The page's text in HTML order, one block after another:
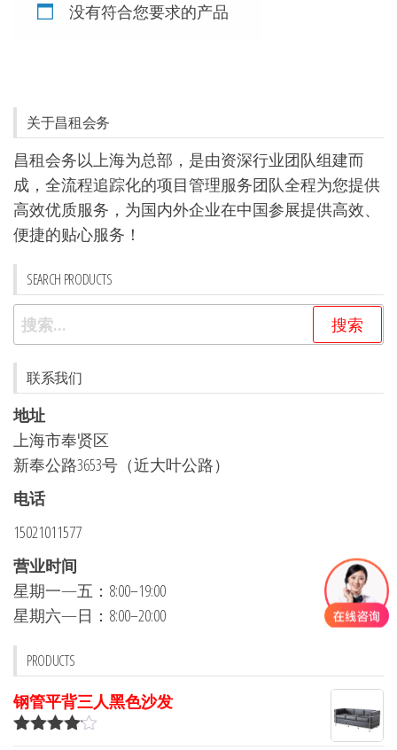
没有符合您要求的产品
关于昌租会务
昌租会务以上海为总部，是由资深行业团队组建而
成，全流程追踪化的项目管理服务团队全程为您提供
高效优质服务，为国内外企业在中国参展提供高效、
便捷的贴心服务！
SEARCH PRODUCTS
搜
索：
联系我们
地址
上海市奉贤区
新奉公路3653号（近大叶公路）
电话
15021011577
营业时间
星期一—五：8:00–19:00
星期六—日：8:00–20:00
PRODUCTS
钢管平背三人黑色沙发